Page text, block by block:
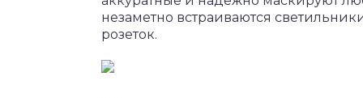
незаметно встраиваются
розеток.